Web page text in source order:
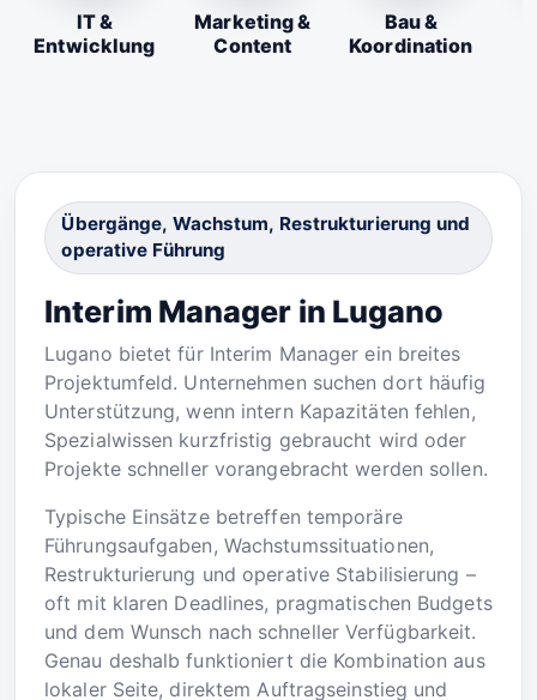
IT &
Entwicklung
Marketing &
Content
Bau &
Koordination
Übergänge, Wachstum, Restrukturierung und
operative Führung
Interim Manager in Lugano
Lugano bietet für Interim Manager ein breites
Projektumfeld. Unternehmen suchen dort häufig
Unterstützung, wenn intern Kapazitäten fehlen,
Spezialwissen kurzfristig gebraucht wird oder
Projekte schneller vorangebracht werden sollen.
Typische Einsätze betreffen temporäre
Führungsaufgaben, Wachstumssituationen,
Restrukturierung und operative Stabilisierung –
oft mit klaren Deadlines, pragmatischen Budgets
und dem Wunsch nach schneller Verfügbarkeit.
Genau deshalb funktioniert die Kombination aus
lokaler Seite, direktem Auftragseinstieg und